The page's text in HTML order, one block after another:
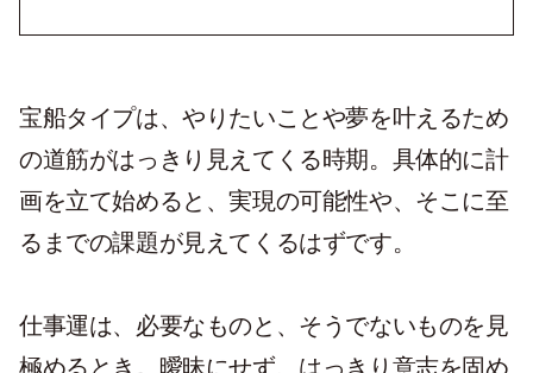
宝船タイプは、やりたいことや夢を叶えるため
の道筋がはっきり見えてくる時期。具体的に計
画を立て始めると、実現の可能性や、そこに至
るまでの課題が見えてくるはずです。
仕事運は、必要なものと、そうでないものを見
極めるとき。曖昧にせず、はっきり意志を固め